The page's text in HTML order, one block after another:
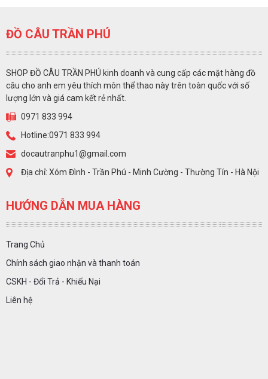
ĐỒ CÂU TRẦN PHÚ
SHOP ĐỒ CÂU TRẦN PHÚ kinh doanh và cung cấp các mặt hàng đồ
câu cho anh em yêu thích môn thể thao này trên toàn quốc với số
lượng lớn và giá cam kết rẻ nhất.
0971 833 994
Hotline:0971 833 994
docautranphu1@gmail.com
Địa chỉ: Xóm Đình - Trần Phú - Minh Cường - Thường Tín - Hà Nội
HƯỚNG DẪN MUA HÀNG
Trang Chủ
Chính sách giao nhận và thanh toán
CSKH - Đổi Trả - Khiếu Nại
Liên hệ